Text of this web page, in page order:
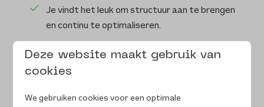
Je vindt het leuk om structuur aan te brengen
en continu te optimaliseren.
Wat bieden wij?
én lol heeft.
Deze website maakt gebruik van
cookies
We gebruiken cookies voor een optimale